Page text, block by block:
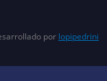
por lopipedrini